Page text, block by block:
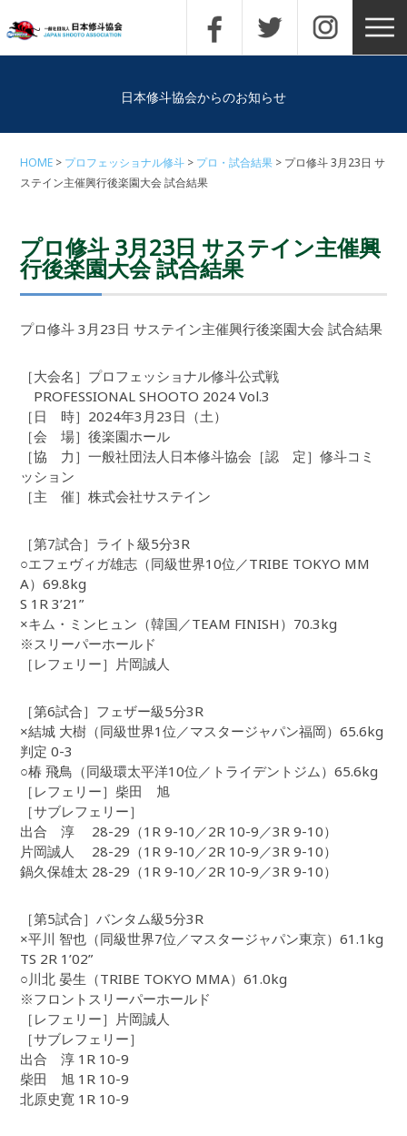
日本修斗協会からのお知らせ
HOME プロフェッショナル修斗 プロ・試合結果
プロ修斗 3月23日 サ
ステイン主催興行後楽園大会 試合結果
プロ修斗 3月23日 サステイン主催興
行後楽園大会 試合結果
プロ修斗 3月23日 サステイン主催興行後楽園大会 試合結果
［大会名］プロフェッショナル修斗公式戦
PROFESSIONAL SHOOTO 2024 Vol.3
［日 時］2024年3月23日（土）
［会 場］後楽園ホール
［協 力］一般社団法人日本修斗協会［認 定］修斗コミ
ッション
［主 催］株式会社サステイン
［第7試合］ライト級5分3R
○エフェヴィガ雄志（同級世界10位／TRIBE TOKYO MM
A）69.8kg
S 1R 3’21”
×キム・ミンヒュン（韓国／TEAM FINISH）70.3kg
※スリーパーホールド
［レフェリー］片岡誠人
［第6試合］フェザー級5分3R
×結城 大樹（同級世界1位／マスタージャパン福岡）65.6kg
判定 0-3
○椿 飛鳥（同級環太平洋10位／トライデントジム）65.6kg
［レフェリー］柴田 旭
［サブレフェリー］
出合 淳 28-29（1R 9-10／2R 10-9／3R 9-10）
片岡誠人 28-29（1R 9-10／2R 10-9／3R 9-10）
鍋久保雄太 28-29（1R 9-10／2R 10-9／3R 9-10）
［第5試合］バンタム級5分3R
×平川 智也（同級世界7位／マスタージャパン東京）61.1kg
TS 2R 1’02”
○川北 晏生（TRIBE TOKYO MMA）61.0kg
※フロントスリーパーホールド
［レフェリー］片岡誠人
［サブレフェリー］
出合 淳 1R 10-9
柴田 旭 1R 10-9
北原史寛 1R 10-9